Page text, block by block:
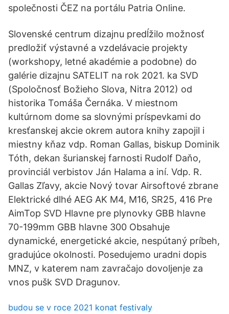
společnosti ČEZ na portálu Patria Online.
Slovenské centrum dizajnu predĺžilo možnosť
predložiť výstavné a vzdelávacie projekty
(workshopy, letné akadémie a podobne) do
galérie dizajnu SATELIT na rok 2021. ka SVD
(Spoločnosť Božieho Slova, Nitra 2012) od
historika Tomáša Černáka. V miestnom
kultúrnom dome sa slovnými príspevkami do
kresťanskej akcie okrem autora knihy zapojil i
miestny kňaz vdp. Roman Gallas, biskup Dominik
Tóth, dekan šurianskej farnosti Rudolf Daňo,
provinciál verbistov Ján Halama a iní. Vdp. R.
Gallas Zľavy, akcie Nový tovar Airsoftové zbrane
Elektrické dlhé AEG AK M4, M16, SR25, 416 Pre
AimTop SVD Hlavne pre plynovky GBB hlavne
70-199mm GBB hlavne 300 Obsahuje
dynamické, energetické akcie, nespútaný príbeh,
gradujúce okolnosti. Posedujemo uradni dopis
MNZ, v katerem nam zavračajo dovoljenje za
vnos pušk SVD Dragunov.
budou se v roce 2021 konat festivaly